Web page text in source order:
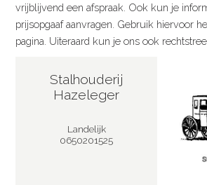
vrijblijvend een afspraak. Ook kun je
prijsopgaaf aanvragen. Gebruik hiervoor
pagina. Uiteraard kun je ons ook
Stalhouderij
Hazeleger
Landelijk
0650201525